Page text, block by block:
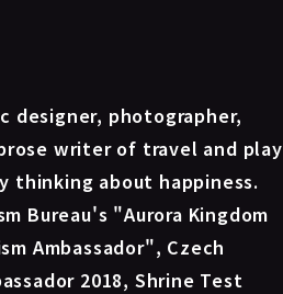
designer, photographer,
writer of travel and play
thinking about happiness.
Bureau's "Aurora Kingdom
Ambassador", Czech
2018, Shrine Test